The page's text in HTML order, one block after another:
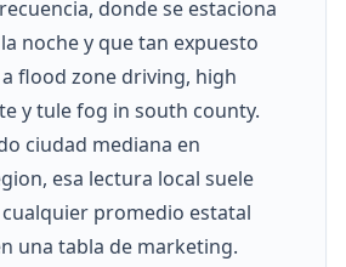
donde se estaciona
noche y que tan expuesto
flood zone driving, high
y tule fog in south county.
ciudad mediana en
esa lectura local suele
promedio estatal
una tabla de marketing.